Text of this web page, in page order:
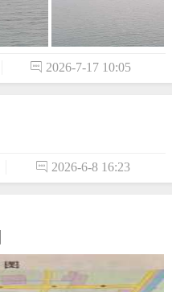
 2026-7-17 10:05
 2026-6-8 16:23